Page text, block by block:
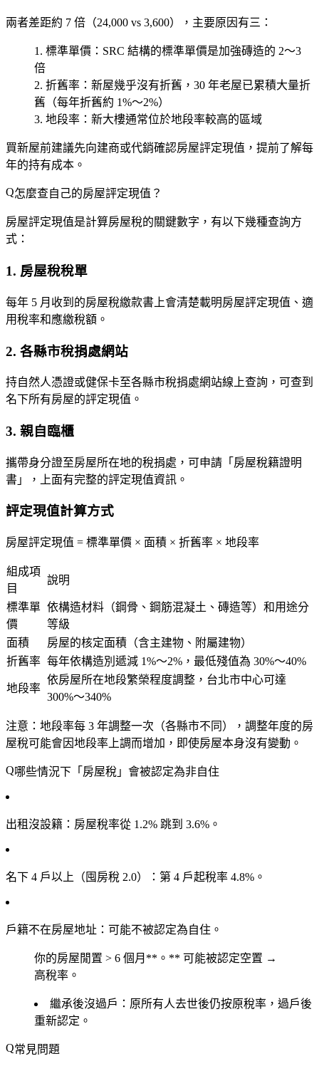
兩者差距約 7 倍 （24,000 vs 3,600），主要原因有三：
標準單價 ：SRC 結構的標準單價是加強磚造的 2～3
倍
折舊率 ：新屋幾乎沒有折舊，30 年老屋已累積大量折
舊（每年折舊約 1%～2%）
地段率 ：新大樓通常位於地段率較高的區域
買新屋前建議先向建商或代銷確認房屋評定現值，提前了解每
年的持有成本。
怎麼查自己的房屋評定現值？
房屋評定現值是計算房屋稅的關鍵數字，有以下幾種查詢方
式：
1. 房屋稅稅單
每年 5 月收到的房屋稅繳款書上會清楚載明房屋評定現值 、適
用稅率和應繳稅額。
2. 各縣市稅捐處網站
持自然人憑證或健保卡至各縣市稅捐處網站線上查詢，可查到
名下所有房屋的評定現值。
3. 親自臨櫃
攜帶身分證至房屋所在地的稅捐處，可申請「房屋稅籍證明
書」，上面有完整的評定現值資訊。
評定現值計算方式
房屋評定現值 = 標準單價 × 面積 × 折舊率 × 地段率
組成項
目
說明
標準單
價
依構造材料（鋼骨、鋼筋混凝土、磚造等）和用途分
等級
面積
房屋的核定面積（含主建物、附屬建物）
折舊率 每年依構造別遞減 1%～2%，最低殘值為 30%～40%
地段率
依房屋所在地段繁榮程度調整，台北市中心可達
300%～340%
注意：地段率每 3 年調整一次（各縣市不同），調整年度的房
屋稅可能會因地段率上調而增加，即使房屋本身沒有變動。
哪些情況下「房屋稅」會被認定為非自住
出租沒設籍 ：房屋稅率從 1.2% 跳到 3.6%。
名下 4 戶以上（囤房稅 2.0） ：第 4 戶起稅率 4.8%。
戶籍不在房屋地址 ：可能不被認定為自住。
你的房屋閒置 > 6 個月**。** 可能被認定空置 →
高稅率。
繼承後沒過戶 ：原所有人去世後仍按原稅率，過戶後
重新認定。
常見問題